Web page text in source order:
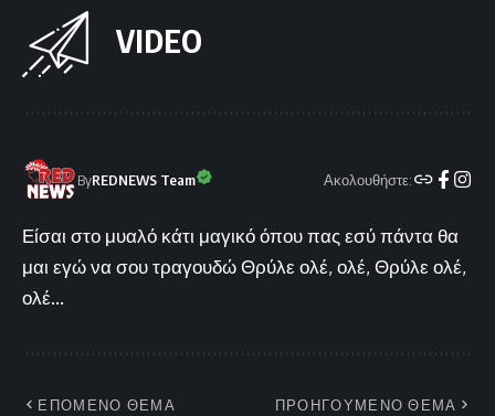
VIDEO
ByREDNEWS Team Ακολουθήστε:
Είσαι στο μυαλό κάτι μαγικό όπου πας εσύ πάντα θα
μαι εγώ να σου τραγουδώ Θρύλε ολέ, ολέ, Θρύλε ολέ,
ολέ...
ΕΠΟΜΕΝΟ ΘΕΜΑ ΠΡΟΗΓΟΥΜΕΝΟ ΘΕΜΑ